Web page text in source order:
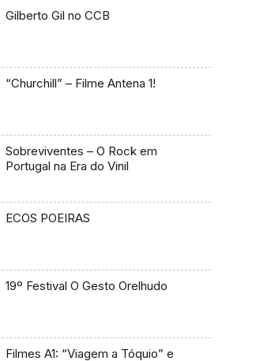
Gilberto Gil no CCB
“Churchill” – Filme Antena 1!
Sobreviventes – O Rock em
Portugal na Era do Vinil
ECOS POEIRAS
19º Festival O Gesto Orelhudo
Filmes A1: “Viagem a Tóquio” e